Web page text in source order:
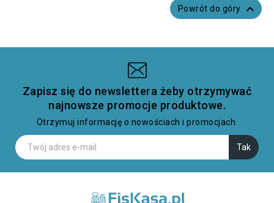
Powrót do góry 
Zapisz się do newslettera żeby otrzymywać
najnowsze promocje produktowe.
Otrzymuj informację o nowościach i promocjach.